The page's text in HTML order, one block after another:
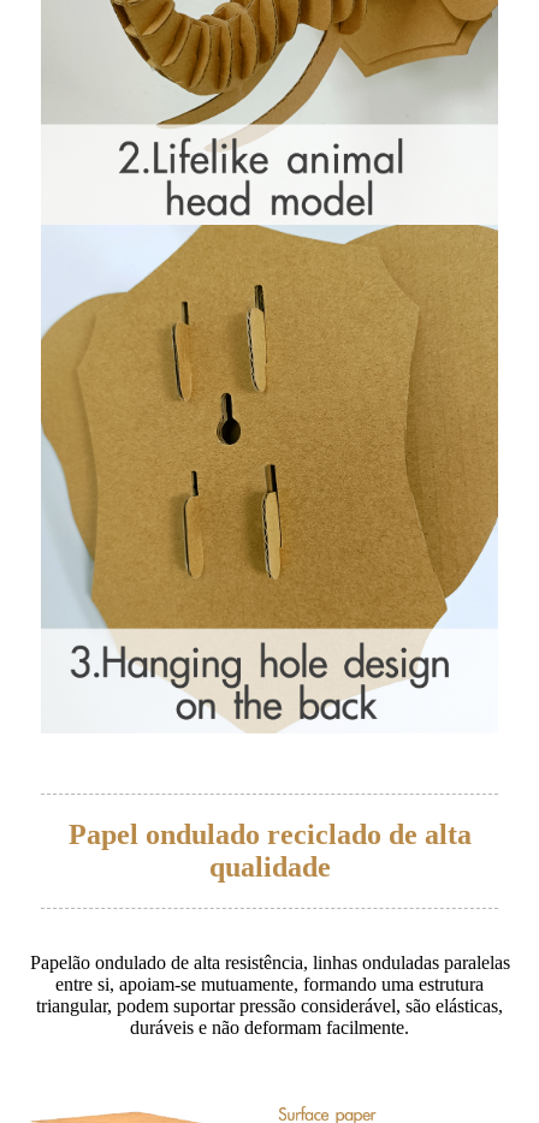
Papel ondulado reciclado de alta
qualidade
Papelão ondulado de alta resistência, linhas onduladas paralelas
entre si, apoiam-se mutuamente, formando uma estrutura
triangular, podem suportar pressão considerável, são elásticas,
duráveis ​​e não deformam facilmente.